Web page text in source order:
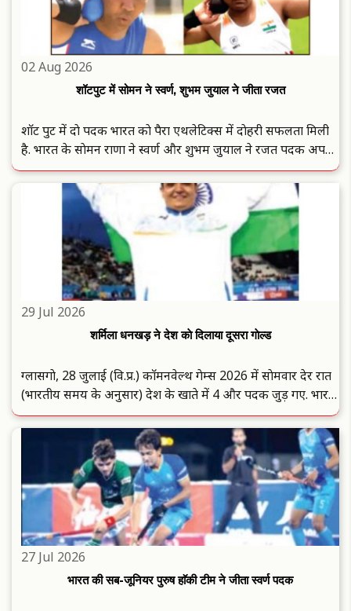
02 Aug 2026
शॉटपुट में सोमन ने स्वर्ण, शुभम जुयाल ने जीता रजत
शाॅट पुट में दाे पदक भारत काे पैरा एथलेटिक्स में दाेहरी सफलता मिली
है. भारत के साेमन राणा ने स्वर्ण और शुभम जुयाल ने रजत पदक अपने
नाम किया है. साेमन ने 13.40 मीटर के सर्वश्रेष्ठ प्रयास से स्वर्ण पदक
जीता. वहीं, जुयाल ने 13.28 मीटर के प्रयास से रजत ..
29 Jul 2026
शर्मिला धनखड़ ने देश काे दिलाया दूसरा गाेल्ड
ग्लासगाे, 28 जुलाई (वि.प्र.) काॅमनवेल्थ गेम्स 2026 में साेमवार देर रात
(भारतीय समय के अनुसार) देश के खाते में 4 और पदक जुड़ गए. भारत
ने विमेंस शाॅट पुट एफ57 प्रतियाेगिता में एक गाेल्ड और एक ब्राॅन्ज मेडल
हासिल किया, जबकि हाई जंप और पुरुषाें की 79 ..
27 Jul 2026
भारत की सब-जूनियर पुरुष हाॅकी टीम ने जीता स्वर्ण पदक